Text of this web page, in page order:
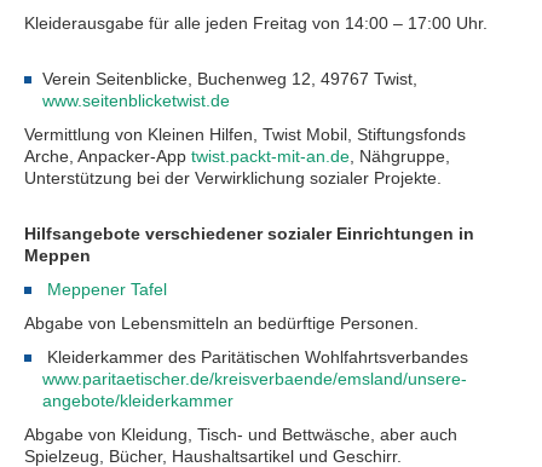
Kleiderausgabe für alle jeden Freitag von 14:00 – 17:00 Uhr.
Verein Seitenblicke, Buchenweg 12, 49767 Twist,
www.seitenblicketwist.de
Vermittlung von Kleinen Hilfen, Twist Mobil, Stiftungsfonds
Arche, Anpacker-App twist.packt-mit-an.de , Nähgruppe,
Unterstützung bei der Verwirklichung sozialer Projekte.
Hilfsangebote verschiedener sozialer Einrichtungen in
Meppen
Meppener Tafel
Abgabe von Lebensmitteln an bedürftige Personen.
Kleiderkammer des Paritätischen Wohlfahrtsverbandes
www.paritaetischer.de/kreisverbaende/emsland/unsere-
angebote/kleiderkammer
Abgabe von Kleidung, Tisch- und Bettwäsche, aber auch
Spielzeug, Bücher, Haushaltsartikel und Geschirr.